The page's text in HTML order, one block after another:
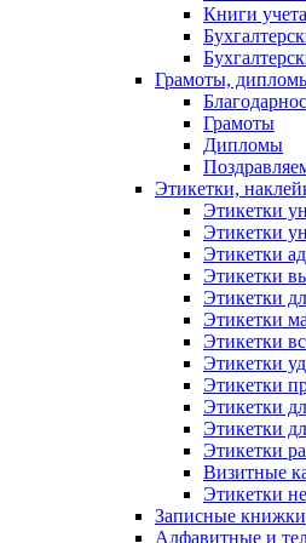
Книги учета
Грамоты,
Грамоты
Дипломы
Этикетки,
Этикетки
Этикетки
Этикетки
Этикетки
Этикетки
Этикетки
Этикетки
Этикетки
Этикетки
Этикетки
Этикетки
Этикетки
Визитные
Этикетки
Записные книжки
Алфавитные и